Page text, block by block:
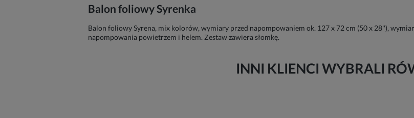
Balon foliowy Syrenka
Balon foliowy Syrena, mix kolorów, wymiary przed napompowaniem ok. 127 x 72 cm (50 x 28''),
napompowania powietrzem i helem. Zestaw zawiera słomkę.
INNI KLIENCI WYBRALI